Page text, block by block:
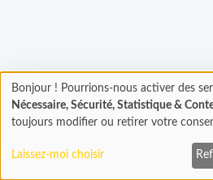
Chargement
En cours...
Bonjour ! Pourrions-nous activer des
Nécessaire, Sécurité, Statistique &
toujours modifier ou retirer votre
Laissez-moi choisir